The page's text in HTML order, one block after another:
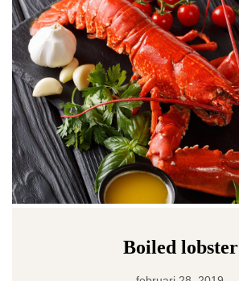
Boiled lobster